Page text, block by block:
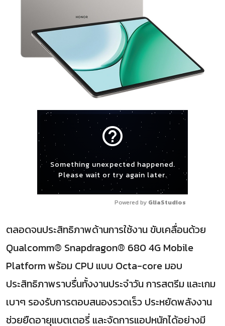
help_outline
Something unexpected happened.
Please wait or try again later.
Powered by GliaStudios
ตลอดจนประสิทธิภาพด้านการใช้งาน ขับเคลื่อนด้วย
Qualcomm® Snapdragon® 680 4G Mobile
Platform พร้อม CPU แบบ Octa-core มอบ
ประสิทธิภาพราบรื่นทั้งงานประจำวัน การสตรีม และเกม
เบาๆ รองรับการตอบสนองรวดเร็ว ประหยัดพลังงาน
ช่วยยืดอายุแบตเตอรี่ และจัดการแอปหนักได้อย่างมี